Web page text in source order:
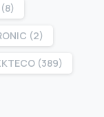
(8)
(2)
(389)